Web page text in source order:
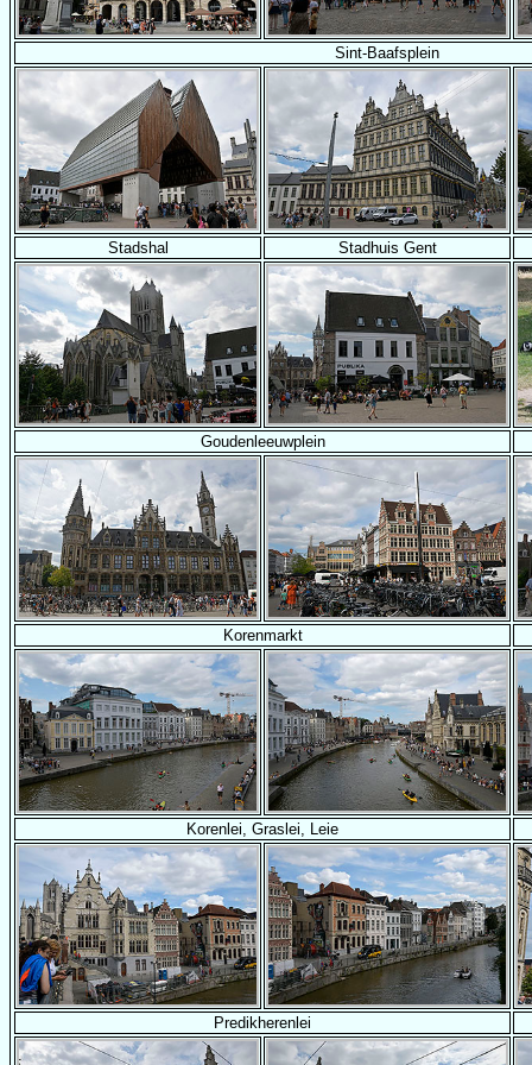
Sint-Baafsplein
Stadshal Stadhuis Gent
Goudenleeuwplein
Korenmarkt
Korenlei, Graslei, Leie
Predikherenlei